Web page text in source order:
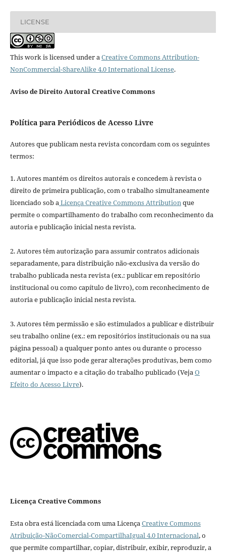
LICENSE
This work is licensed under aCreative Commons Attribution-
NonCommercial-ShareAlike 4.0 International License.
Aviso de Direito Autoral Creative Commons
Política para Periódicos de Acesso Livre
Autores que publicam nesta revista concordam com os seguintes
termos:
1. Autores mantém os direitos autorais e concedem à revista o
direito de primeira publicação, com o trabalho simultaneamente
licenciado sob aLicença Creative Commons Attributionque
permite o compartilhamento do trabalho com reconhecimento da
autoria e publicação inicial nesta revista.
2. Autores têm autorização para assumir contratos adicionais
separadamente, para distribuição não-exclusiva da versão do
trabalho publicada nesta revista (ex.: publicar em repositório
institucional ou como capítulo de livro), com reconhecimento de
autoria e publicação inicial nesta revista.
3. Autores têm permissão e são estimulados a publicar e distribuir
seu trabalho online (ex.: em repositórios institucionais ou na sua
página pessoal) a qualquer ponto antes ou durante o processo
editorial, já que isso pode gerar alterações produtivas, bem como
aumentar o impacto e a citação do trabalho publicado (VejaO
Efeito do Acesso Livre).
Licença Creative Commons
Esta obra está licenciada com uma LicençaCreative Commons
Atribuição-NãoComercial-CompartilhaIgual 4.0 Internacional, o
que permite compartilhar, copiar, distribuir, exibir, reproduzir, a